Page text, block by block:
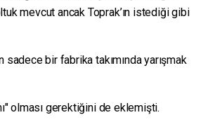
mevcut ancak Toprak’ın istediği gibi
sadece bir fabrika takımında yarışmak
olması gerektiğini de eklemişti.